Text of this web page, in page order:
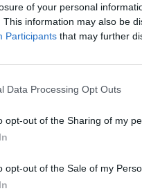
of your personal
This information may also be
Participants that may further
Data Processing Opt Outs
opt-out of the Sharing of my
opt-out of the Sale of my